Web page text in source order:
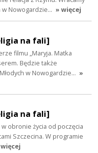
w Nowogardzie… » więcej
na fali]
filmu „Maryja. Matka
Będzie także
w Nowogardzie… »
na fali]
w obronie życia od poczęcia
Szczecina. W programie